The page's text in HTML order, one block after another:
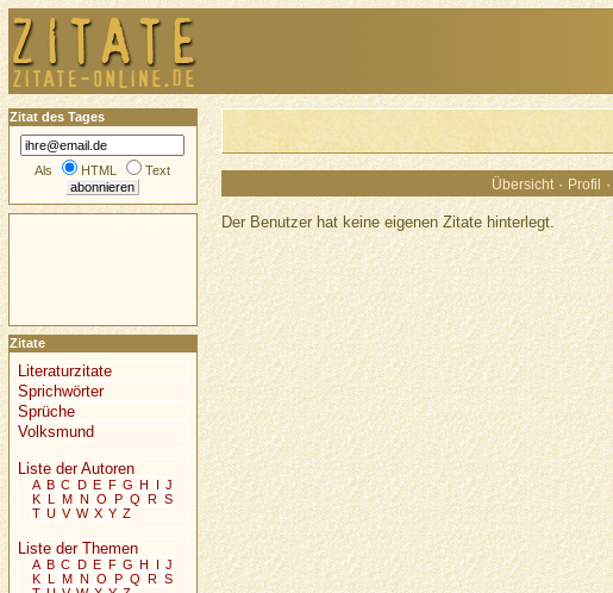
Übersicht · Profil ·
Der Benutzer hat keine eigenen Zitate hinterlegt.
Zitat des Tages
Als HTML Text
Zitate
Literaturzitate
Sprichwörter
Sprüche
Volksmund
Liste der Autoren
A B C D E F G H I J
K L M N O P Q R S
T U V W X Y Z
Liste der Themen
A B C D E F G H I J
K L M N O P Q R S